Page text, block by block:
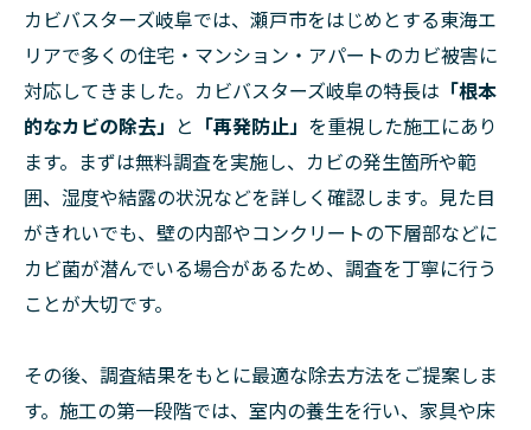
カビバスターズ岐阜では、瀬戸市をはじめとする東海エ
リアで多くの住宅・マンション・アパートのカビ被害に
対応してきました。カビバスターズ岐阜の特長は 「根本
的なカビの除去」 と 「再発防止」 を重視した施工にあり
ます。まずは無料調査を実施し、カビの発生箇所や範
囲、湿度や結露の状況などを詳しく確認します。見た目
がきれいでも、壁の内部やコンクリートの下層部などに
カビ菌が潜んでいる場合があるため、調査を丁寧に行う
ことが大切です。
その後、調査結果をもとに最適な除去方法をご提案しま
す。施工の第一段階では、室内の養生を行い、家具や床